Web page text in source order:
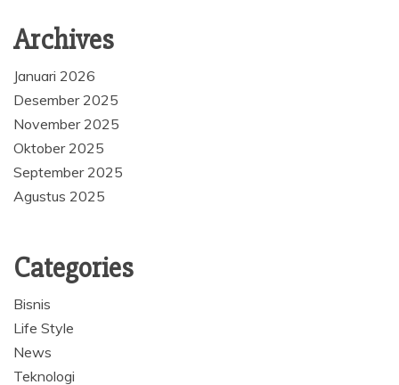
Archives
Januari 2026
Desember 2025
November 2025
Oktober 2025
September 2025
Agustus 2025
Categories
Bisnis
Life Style
News
Teknologi